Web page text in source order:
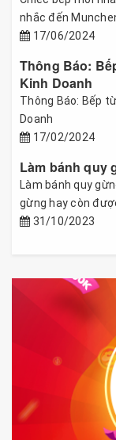
nhắc đến
17/06/2024
Thông Báo:
Kinh Doanh
Thông Báo: Bếp
Doanh
17/02/2024
Làm bánh quy
Làm bánh quy
gừng hay còn
31/10/2023